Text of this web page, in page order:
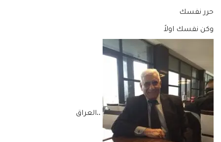
حرر نفسك
وكن نفسك اولاً
،،العراق